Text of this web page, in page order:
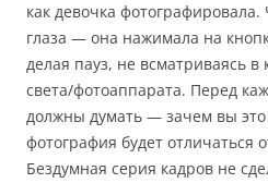
как девочка
глаза — она нажимала на
делая пауз, не всматриваясь
света/фотоаппарата. Перед
должны думать — зачем вы
фотография будет отличаться
Бездумная серия кадров не